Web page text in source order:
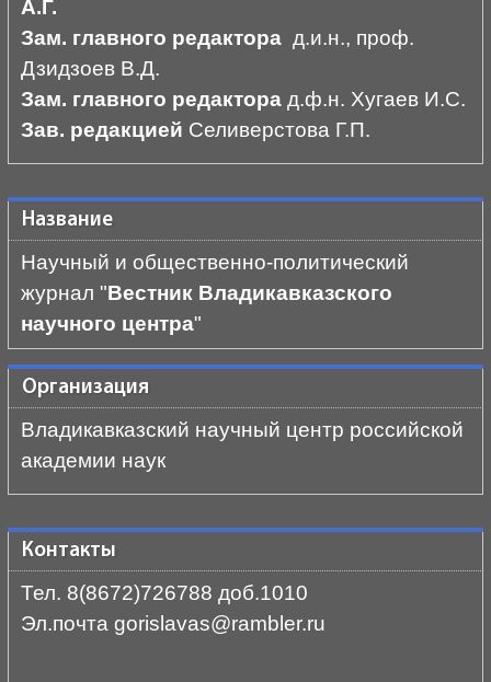
А.Г.
Зам. главного редактора д.и.н., проф.
Дзидзоев В.Д.
Зам. главного редакторад.ф.н. Хугаев И.С.
Зав. редакцией Селиверстова Г.П.
Название
Научный и общественно-политический
журнал "Вестник Владикавказского
научного центра"
Организация
Владикавказский научный центр российской
академии наук
Контакты
Тел. 8(8672)726788 доб.1010
Эл.почта gorislavas@rambler.ru